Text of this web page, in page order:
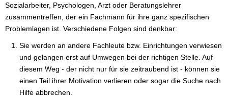
Sozialarbeiter, Psychologen, Arzt oder Beratungslehrer
zusammentreffen, der ein Fachmann für ihre ganz spezifischen
Problemlagen ist. Verschiedene Folgen sind denkbar:
Sie werden an andere Fachleute bzw. Einrichtungen verwiesen
und gelangen erst auf Umwegen bei der richtigen Stelle. Auf
diesem Weg - der nicht nur für sie zeitraubend ist - können sie
einen Teil ihrer Motivation verlieren oder sogar die Suche nach
Hilfe abbrechen.